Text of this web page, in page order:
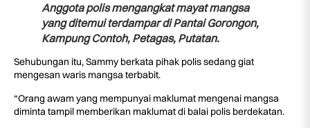
Anggota polis mengangkat mayat mangsa
yang ditemui terdampar di Pantai Gorongon,
Kampung Contoh, Petagas, Putatan.
Sehubungan itu, Sammy berkata pihak polis sedang giat
mengesan waris mangsa terbabit.
“Orang awam yang mempunyai maklumat mengenai mangsa
diminta tampil memberikan maklumat di balai polis berdekatan.